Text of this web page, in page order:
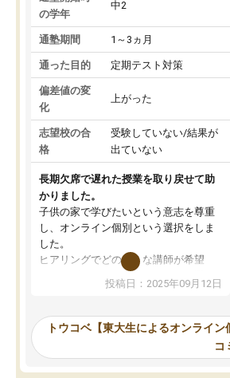
の学年
中2
通塾期間 1～3ヵ月
通った目的 定期テスト対策
偏差値の変
化
上がった
志望校の合
格
受験していない/結果が
出ていない
長期欠席で遅れた授業を取り戻せて助
かりました。
子供の家で学びたいという意志を尊重
し、オンライン個別という選択をしま
した。
ヒアリングでどのような講師が希望
か、オプションは付帯するかなど選ぶ
事が出来ました。
ーティングを行い、その講師で良いか
見てから講師を決定する事ができま
す。
投稿日：2025年09月12日
トウコベ【東大生によるオンライン
コ